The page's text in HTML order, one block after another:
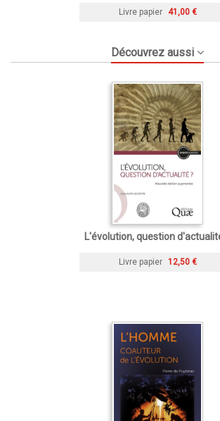
Livre papier 41,00 €
Découvrez aussi
L'évolution, question
Livre papier 12,50 €